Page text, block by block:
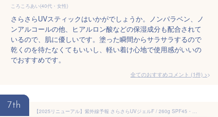
ころころあい(40代・女性)
さらさらUVスティックはいかがでしょうか。ノンパラベン、ノ
ンアルコールの他、ヒアルロン酸などの保湿成分も配合されて
いるので、肌に優しいです。塗った瞬間からサラサラするので
乾くのを待たなくてもいいし、軽い着け心地で使用感がいいの
でおすすめです。
全てのおすすめコメント (1件) >
7th
【2025リニューアル】紫外線予報 さらさらUVジェルF / 260g SPF45・PA+++ 顔 体用 石澤研究所 キッズ＆ベビー 子ども 赤ちゃん 日焼け止め UVケア UVカット